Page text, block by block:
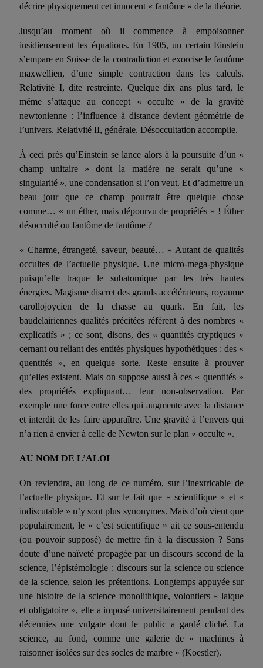
décrire physiquement cet innocent « fantôme » de la théorie.
Jusqu’au moment où il commence à empoisonner
insidieusement les équations. En 1905, un certain Einstein
s’empare en Suisse de la contradiction et exorcise le fantôme
maxwellien, d’une simple contraction dans les calculs.
Relativité I, dite restreinte. Quelque dix ans plus tard, le
même s’attaque au concept « occulte » de la gra­vité
newtonienne : l’influence à distance devient géométrie de
l’uni­vers. Relativité II, générale. Désoccultation accomplie.
À ceci près qu’Einstein se lance alors à la poursuite d’un «
champ unitaire » dont la matière ne serait qu’une «
singularité », une con­densation si l’on veut. Et d’admettre un
beau jour que ce champ pourrait être quelque chose
comme… « un éther, mais dépourvu de propriétés » ! Éther
désocculté ou fantôme de fantôme ?
« Charme, étrangeté, saveur, beauté… » Autant de qualités
occul­tes de l’actuelle physique. Une micro-mega-physique
puisqu’elle tra­que le subatomique par les très hautes
énergies. Magisme discret des grands accélérateurs, royaume
carollojoycien de la chasse au quark. En fait, les
baudelairiennes qualités précitées réfèrent à des nombres «
explicatifs » ; ce sont, disons, des « quantités cryptiques »
cernant ou reliant des entités physiques hypothétiques : des «
quen­tités », en quelque sorte. Reste ensuite à prouver
qu’elles existent. Mais on suppose aussi à ces « quentités »
des propriétés expliquant… leur non-observation. Par
exemple une force entre elles qui augmente avec la distance
et interdit de les faire apparaître. Une gravité à l’envers qui
n’a rien à envier à celle de Newton sur le plan « occulte ».
AU NOM DE L’ALOI
On reviendra, au long de ce numéro, sur l’inextricable de
l’actuelle physique. Et sur le fait que « scientifique » et «
indiscutable » n’y sont plus synonymes. Mais d’où vient que
popu­lairement, le « c’est scientifique » ait ce sous-entendu
(ou pouvoir supposé) de mettre fin à la discussion ? Sans
doute d’une naïveté propagée par un discours second de la
science, l’épistémologie : dis­cours sur la science ou science
de la science, selon les prétentions. Longtemps appuyée sur
une histoire de la science monolithique, volontiers « laïque
et obligatoire », elle a imposé universitairement pendant des
décennies une vulgate dont le public a gardé cliché. La
science, au fond, comme une galerie de « machines à
raisonner iso­lées sur des socles de marbre » (Koestler).